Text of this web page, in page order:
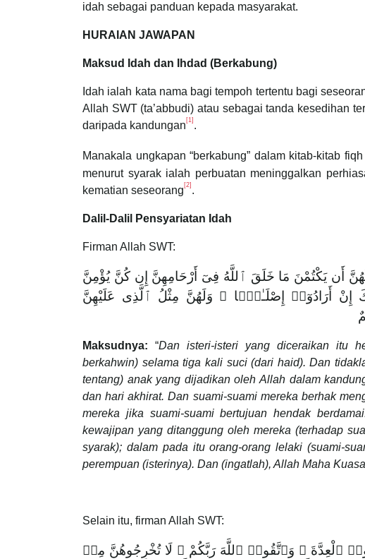
idah sebagai panduan kepada masyarakat.
HURAIAN JAWAPAN
Maksud Idah dan Ihdad (Berkabung)
Idah ialah kata nama bagi tempoh tertentu bagi
Allah SWT (ta’abbudi) atau sebagai tanda kesedihan
daripada kandungan [1] .
Manakala ungkapan “berkabung” dalam kitab-kitab
menurut syarak ialah perbuatan meninggalkan
kematian seseorang [2] .
Dalil-Dalil Pensyariatan Idah
Firman Allah SWT:
أَن يَكْتُمْنَ مَا خَلَقَ ٱللَّهُ فِىٓ أَرْحَامِهِنَّ إِن كُنَّ يُؤْمِنَّ
إِنْ أَرَادُوٓا۟ إِصْلَـٰحًۭا ۚ وَلَهُنَّ مِثْلُ ٱلَّذِى عَلَيْهِنَّ
Maksudnya: “Dan isteri-isteri yang diceraikan itu
berkahwin) selama tiga kali suci (dari haid). Dan
tentang) anak yang dijadikan oleh Allah dalam
dan hari akhirat. Dan suami-suami mereka berhak
mereka jika suami-suami bertujuan hendak
kewajipan yang ditanggung oleh mereka (terhadap
syarak); dalam pada itu orang-orang lelaki (suami-
perempuan (isterinya). Dan (ingatlah), Allah Maha
Selain itu, firman Allah SWT:
ٱلْعِدَّةَ ۖ وَٱتَّقُوا۟ ٱللَّهَ رَبَّكُمْ ۖ لَا تُخْرِجُوهُنَّ مِنۢ